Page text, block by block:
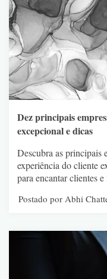
Dez principais
excepcional e dicas
Descubra as principais
experiência do cliente
para encantar clientes
Postado por Abhi